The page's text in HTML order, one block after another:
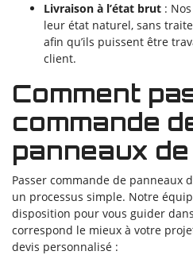
Livraison à l’état brut :
leur état naturel, sans
afin qu’ils puissent être
client.
Comment
commande
panneaux
Passer commande de panneaux
un processus simple. Notre
disposition pour vous guider
correspond le mieux à votre
devis personnalisé :